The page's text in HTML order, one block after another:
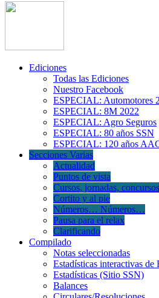
Ediciones
Todas las Ediciones
Nuestro Facebook
ESPECIAL: Automotores
ESPECIAL: 8M 2022
ESPECIAL: Agro Seguros
ESPECIAL: 80 años SSN
ESPECIAL: 120 años
Secciones Varias
Actualidad
Puntos de vista
Cursos, jornadas, concursos
Cortito y al pie
Números… Números…
Pausa para el relax
Clarificando
Compilado
Notas seleccionadas
Estadísticas interactivas de
Estadísticas (Sitio SSN)
Balances